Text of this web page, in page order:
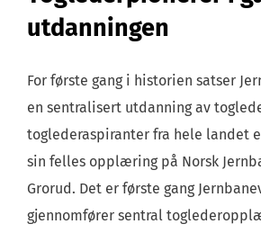
utdanningen
For første gang i historien satser
en sentralisert utdanning av
toglederaspiranter fra hele landet
sin felles opplæring på Norsk
Grorud. Det er første gang
gjennomfører sentral